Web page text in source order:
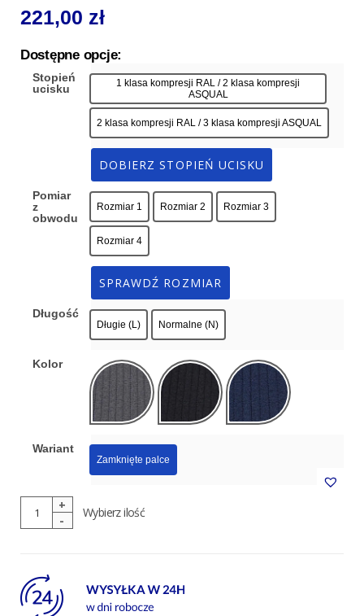
221,00 zł
Dostępne opcje:
Stopień
ucisku
1 klasa kompresji RAL / 2 klasa kompresji
ASQUAL
2 klasa kompresji RAL / 3 klasa kompresji ASQUAL
DOBIERZ STOPIEŃ UCISKU
Pomiar
z
obwodu
Rozmiar 1 Rozmiar 2 Rozmiar 3
Rozmiar 4
SPRAWDŹ ROZMIAR
Długość
Długie (L) Normalne (N)
Kolor
Wariant
Zamknięte palce
Wybierz ilość
ilość
Męskie
-